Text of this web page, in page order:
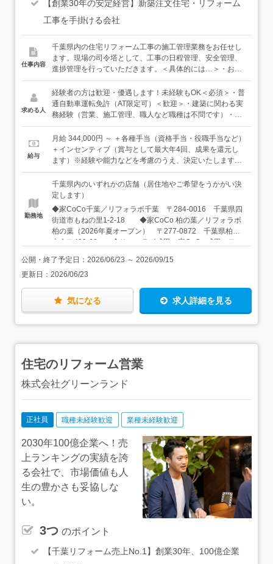
【創業30年の安定経営】新築注文住宅・リフォーム
工事を手掛ける会社
仕事内容
千葉県内の住宅リフォーム工事の施工管理業務をお任せし
ます。現場の司令塔として、工事の日程管理、安全管理、
進捗管理を行っていただきます。＜具体的には…＞・お客
様や社内のスタッフ、職人との打ち合わせ・工事の日程管
理、安全管理、進捗管理・資材発注・お客様への引き渡し
など＜入社したら…＞最初は、先輩社員に同行し、仕事の
流れを覚えていただきます。営業や職人、協力会社、商社
かで、経験と知識が豊富な人が多いです。新しいことも勉
強しながら、少しずつ仕事に慣れていっていただけます
よ。＜キャリアパス＞施工管理を続けていくことはもちろ
などへのキャリアチェンジも可能です。実際に、施工管理
から設計職へチャレンジして活躍している先輩社員もいま
す！★会社全体で施工管理は11名。元ゼネコンや建築業界
の経験者が多く活躍しています！★現場は北西部を中心と
した千葉県内。配属は店舗所属ですが、現場はエリア内複
数店舗をまたいで担当します。
求める人
経験者の方は歓迎・優遇します！未経験もOK＜必須＞・普
通自動車運転免許（AT限定可）＜歓迎＞・建築に関わる実
務経験（営業、施工管理、職人など職種は不問です）・施
工管理の実務経験＜こんな方に向いています＞・建築に興
味がある方・建築業界経験を活かして、長く続けていきた
い方・収入アップを目指している方★建築施工管理技士な
ど資格をお持ちの方は資格手当もあります。もちろん、入
給与
月給 344,000円 ～ ＋各種手当（資格手当・役職手当など）
＋インセンティブ（賞与として最大年4回、成果を還元し
ます）※経験や能力などを考慮のうえ、決定いたします。
＜年収例＞680万円／入社3年目、37歳850万円／入社9年
目、45歳
勤務地
千葉県内のいずれかの店舗（居住地やご希望をうかがい決
定します）
◆家CoCo千葉／リフォラボ千葉 〒284-0016 千葉県四
街道市もねの里1-2-18 ◆家CoCo 柏の葉／リフォラボ
柏の葉（2026年夏オープン） 〒277-0872 千葉県柏市
十余二409-63 ◆リフォラボ成田／家CoCo 成田 〒
ールーム前） ◆リフォラボ船橋 〒274-0077 千葉県
船橋市薬円台2-23-7 ◆リフォラボ松戸 〒270-2214
千葉県松戸市松飛台392-12 ◆家CoCo Bay幕張／リフ
ォラボ Bay幕張 〒261-0013 千葉県千葉市美浜区打瀬2-
11 パティオス6番街 ◆家CoCo 船橋 〒274-0821 千
公開・終了予定日： 2026/06/23 ～ 2026/09/15
更新日： 2026/06/23
気になる 求人詳細を見る
住宅のリフォーム営業
株式会社グリーンランド
正社員 職種未経験歓迎 業種未経験歓迎
2030年100億企業へ！売
上ランキングの実績を誇
る会社で、市場価値も人
生の豊かさも妥協しな
い。
3つ のポイント
【千葉リフォーム売上No.1】創業30年、100億企業